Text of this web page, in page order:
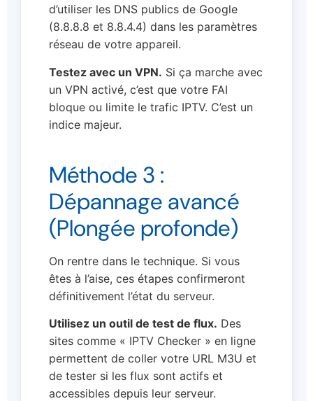
d’utiliser les DNS publics de Google
(8.8.8.8 et 8.8.4.4) dans les paramètres
réseau de votre appareil.
Testez avec un VPN. Si ça marche avec
un VPN activé, c’est que votre FAI
bloque ou limite le trafic IPTV. C’est un
indice majeur.
Méthode 3 :
Dépannage avancé
(Plongée profonde)
On rentre dans le technique. Si vous
êtes à l’aise, ces étapes confirmeront
définitivement l’état du serveur.
Utilisez un outil de test de flux. Des
sites comme « IPTV Checker » en ligne
permettent de coller votre URL M3U et
de tester si les flux sont actifs et
accessibles depuis leur serveur.